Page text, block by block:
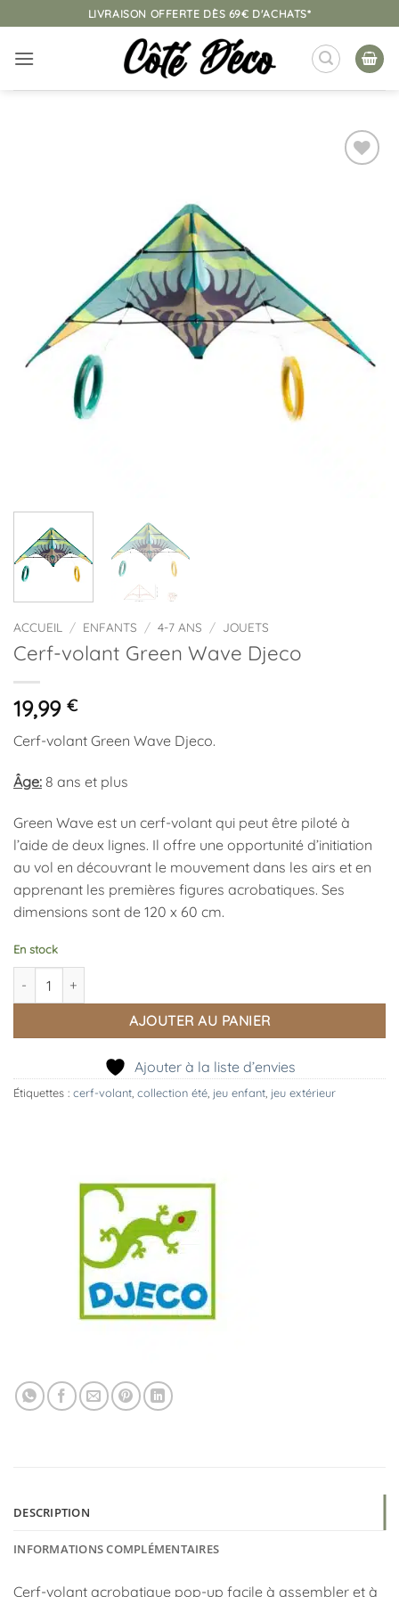
au
contenu
LIVRAISON OFFERTE DÈS 69€ D'ACHATS*
ACCUEIL / ENFANTS / 4-7 ANS / JOUETS
Cerf-volant Green Wave Djeco
19,99 €
Cerf-volant Green Wave Djeco.
Âge: 8 ans et plus
Green Wave est un cerf-volant qui peut être piloté à
l’aide de deux lignes. Il offre une opportunité d’initiation
au vol en découvrant le mouvement dans les airs et en
apprenant les premières figures acrobatiques. Ses
dimensions sont de 120 x 60 cm.
En stock
AJOUTER AU PANIER
Ajouter à la liste d’envies
Étiquettes : cerf-volant, collection été, jeu enfant, jeu extérieur
DESCRIPTION
INFORMATIONS COMPLÉMENTAIRES
Cerf-volant acrobatique pop-up facile à assembler et à